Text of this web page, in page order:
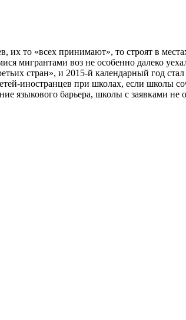
то «всех принимают», то строят в
мигрантами воз не особенно далеко
стран», и 2015-й календарный год стал
иностранцев при школах, если школы
языкового барьера, школы с заявками не